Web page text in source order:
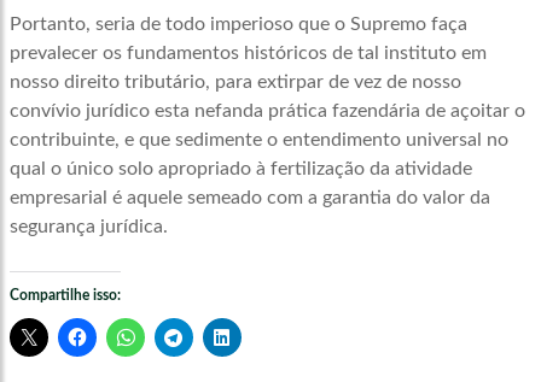
Portanto, seria de todo imperioso que o Supremo faça
prevalecer os fundamentos históricos de tal instituto em
nosso direito tributário, para extirpar de vez de nosso
convívio jurídico esta nefanda prática fazendária de açoitar o
contribuinte, e que sedimente o entendimento universal no
qual o único solo apropriado à fertilização da atividade
empresarial é aquele semeado com a garantia do valor da
segurança jurídica.
Compartilhe isso: